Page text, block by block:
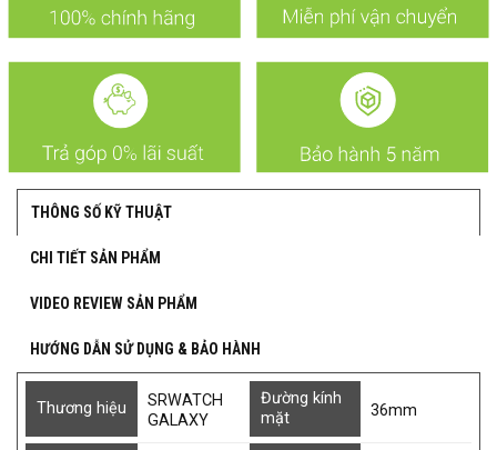
THÔNG SỐ KỸ THUẬT
CHI TIẾT SẢN PHẨM
VIDEO REVIEW SẢN PHẨM
HƯỚNG DẪN SỬ DỤNG & BẢO HÀNH
Thương hiệu
SRWATCH
GALAXY
Đường kính
mặt
36mm